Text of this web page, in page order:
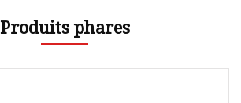
Produits phares